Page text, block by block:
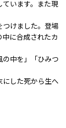
います。また現
けました。登場
に合成されたカ
中を」「ひみつ
にした死から生へ